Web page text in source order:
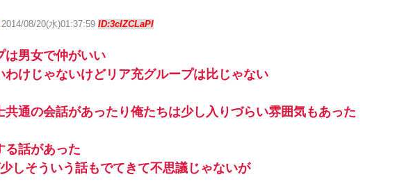
2014/08/20(水)01:37:59 ID:3cIZCLaPI
は男女で仲がいい
わけじゃないけどリア充グループは比じゃない
共通の会話があったり俺たちは少し入りづらい雰囲気もあった
る話があった
しそういう話もでてきて不思議じゃないが